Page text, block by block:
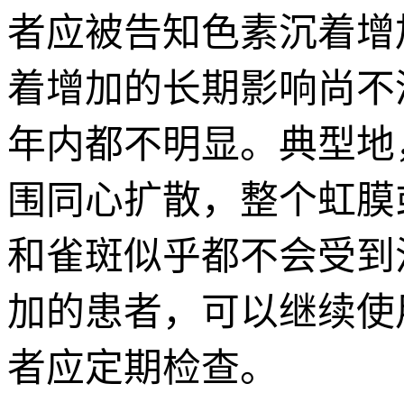
者应被告知色素沉着
着增加的长期影响尚
年内都不明显。典型
围同心扩散，整个虹
和雀斑似乎都不会受
加的患者，可以继续
者应定期检查。